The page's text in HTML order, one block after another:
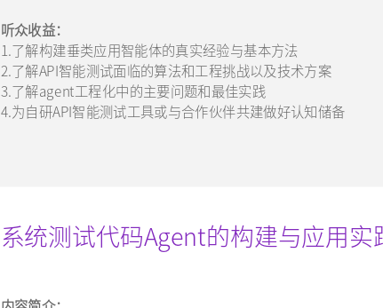
听众收益：
1.了解构建垂类应用智能体的真实经验与基本方法
2.了解API智能测试面临的算法和工程挑战以及技术方案
3.了解agent工程化中的主要问题和最佳实践
4.为自研API智能测试工具或与合作伙伴共建做好认知储备
系统测试代码Agent的构建与应用实